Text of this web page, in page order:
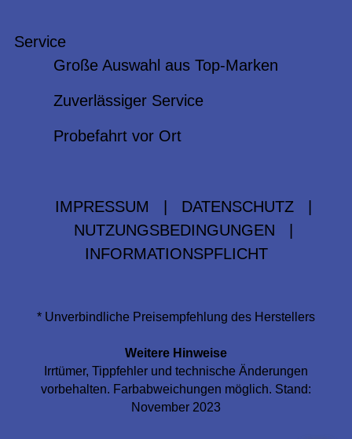
Service
Große Auswahl aus Top-Marken
Zuverlässiger Service
Probefahrt vor Ort
IMPRESSUM DATENSCHUTZ
NUTZUNGSBEDINGUNGEN
INFORMATIONSPFLICHT
* Unverbindliche Preisempfehlung des Herstellers
Weitere Hinweise
Irrtümer, Tippfehler und technische Änderungen
vorbehalten. Farbabweichungen möglich. Stand:
November 2023